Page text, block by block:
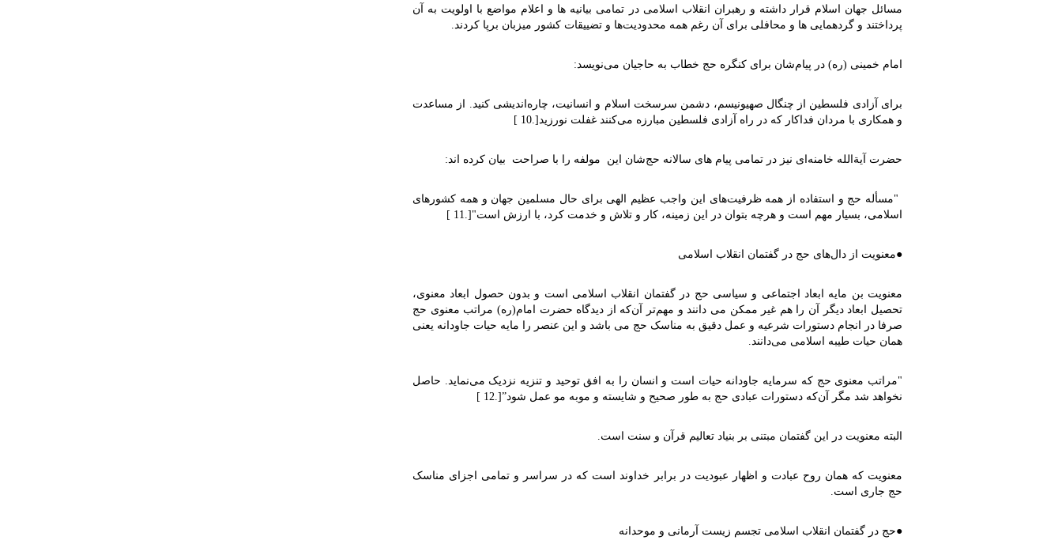
مسائل جهان اسلام قرار داشته و رهبران انقلاب اسلامی در تمامی بیانیه ها و اعلام مواضع با اولویت به آن
پرداختند و گردهمایی ها و محافلی برای آن رغم همه محدودیت‌ها و تضییقات کشور میزبان برپا کردند.
امام خمینی (ره) در پیام‌شان برای کنگره حج خطاب به حاجیان می‌نویسد:
برای آزادی فلسطین از چنگال صهیونیسم، دشمن سرسخت اسلام و انسانیت، چاره‌اندیشی کنید. از مساعدت
و همکاری با مردان فداکار که در راه آزادی فلسطین مبارزه می‌کنند غفلت نورزید]
.
10
[
حضرت آیةالله خامنه‌ای نیز در تمامی پیام های سالانه حج‌شان این مولفه را با صراحت بیان کرده اند:
"مسأله حج و استفاده از همه ظرفیت‌های این واجب عظیم الهی برای حال مسلمین جهان و همه کشورهای
اسلامی، بسیار مهم است و هرچه بتوان در این زمینه، کار و تلاش و خدمت کرد، با ارزش است" ]
.
11
[
●معنویت از دال‌های حج در گفتمان انقلاب اسلامی
معنویت بن مایه ابعاد اجتماعی و سیاسی حج در گفتمان انقلاب اسلامی است و بدون حصول ابعاد معنوی،
تحصیل ابعاد دیگر آن را هم غیر ممکن می دانند و مهم‌تر آن‌که از دیدگاه حضرت امام(ره) مراتب معنوی حج
صرفا در انجام دستورات شرعیه و عمل دقیق به مناسک حج می باشد و این عنصر را مایه حیات جاودانه یعنی
همان حیات طیبه اسلامی می‌دانند.
"مراتب معنوی حج که سرمایه جاودانه حیات است و انسان را به افق توحید و تنزیه نزدیک می‌‌نماید. حاصل
نخواهد شد مگر آن‌که دستورات عبادی حج به طور صحیح و شایسته و موبه مو عمل شود”]
.
12
[
البته معنویت در این گفتمان مبتنی بر بنیاد تعالیم قرآن و سنت است.
معنویت که همان روح عبادت و اظهار عبودیت در برابر خداوند است که در سراسر و تمامی اجزای مناسک
حج جاری است.
●حج در گفتمان انقلاب اسلامی تجسم زیست آرمانی و موحدانه